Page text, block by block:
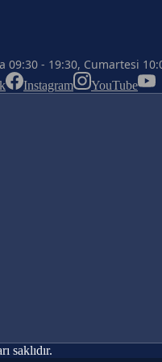
09:30 - 19:30, Cumartesi
Instagram YouTube
saklıdır.